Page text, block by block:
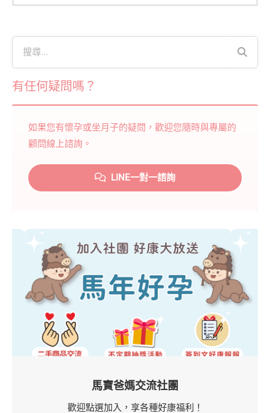
有任何疑問嗎？
如果您有懷孕或坐月子的疑問，歡迎您隨時與專屬的
顧問線上諮詢。
LINE一對一諮詢
馬寶爸媽交流社團
歡迎點選加入，享各種好康福利！